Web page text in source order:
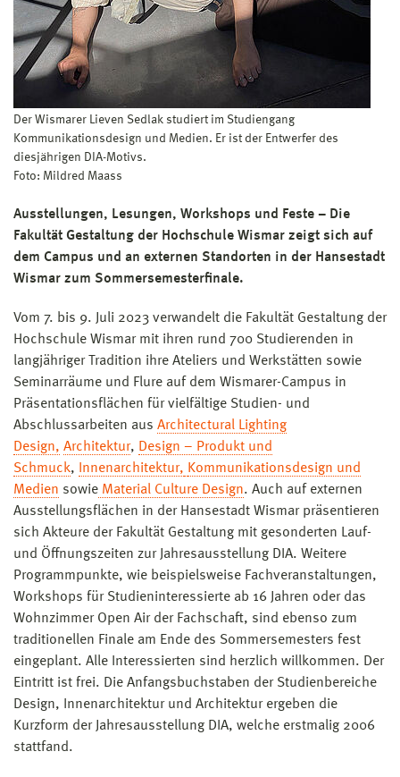
Der Wismarer Lieven Sedlak studiert im Studiengang
Kommunikationsdesign und Medien. Er ist der Entwerfer des
diesjährigen DIA-Motivs.
Foto: Mildred Maass
Ausstellungen, Lesungen, Workshops und Feste – Die
Fakultät Gestaltung der Hochschule Wismar zeigt sich auf
dem Campus und an externen Standorten in der Hansestadt
Wismar zum Sommersemesterfinale.
Vom 7. bis 9. Juli 2023 verwandelt die Fakultät Gestaltung der
Hochschule Wismar mit ihren rund 700 Studierenden in
langjähriger Tradition ihre Ateliers und Werkstätten sowie
Seminarräume und Flure auf dem Wismarer-Campus in
Präsentationsflächen für vielfältige Studien- und
Abschlussarbeiten aus Architectural Lighting
Design, Architektur, Design – Produkt und
Schmuck, Innenarchitektur, Kommunikationsdesign und
Medien sowie Material Culture Design. Auch auf externen
Ausstellungsflächen in der Hansestadt Wismar präsentieren
sich Akteure der Fakultät Gestaltung mit gesonderten Lauf-
und Öffnungszeiten zur Jahresausstellung DIA. Weitere
Programmpunkte, wie beispielsweise Fachveranstaltungen,
Workshops für Studieninteressierte ab 16 Jahren oder das
Wohnzimmer Open Air der Fachschaft, sind ebenso zum
traditionellen Finale am Ende des Sommersemesters fest
eingeplant. Alle Interessierten sind herzlich willkommen. Der
Eintritt ist frei. Die Anfangsbuchstaben der Studienbereiche
Design, Innenarchitektur und Architektur ergeben die
Kurzform der Jahresausstellung DIA, welche erstmalig 2006
stattfand.